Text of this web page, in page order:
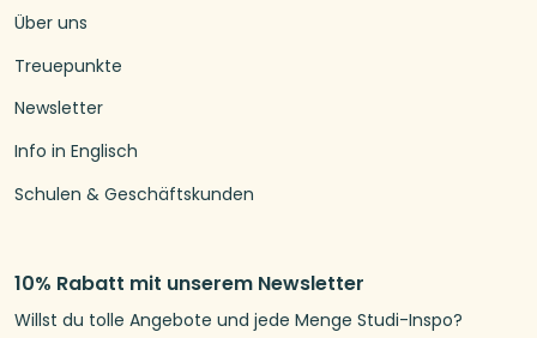
Über uns
Treuepunkte
Newsletter
Info in Englisch
Schulen & Geschäftskunden
10% Rabatt mit unserem Newsletter
Willst du tolle Angebote und jede Menge Studi-Inspo?